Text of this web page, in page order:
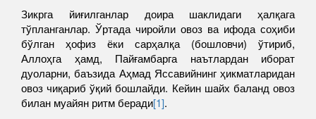
Зикрга йиғилганлар доира шаклидаги ҳалқага
тўпланганлар. Ўртада чиройли овоз ва ифода соҳиби
бўлган ҳофиз ёки сарҳалқа (бошловчи) ўтириб,
Аллоҳга ҳамд, Пайғамбарга наътлардан иборат
дуоларни, баъзида Аҳмад Яссавийнинг ҳикматларидан
овоз чиқариб ўқий бошлайди. Кейин шайх баланд овоз
билан муайян ритм беради[1].